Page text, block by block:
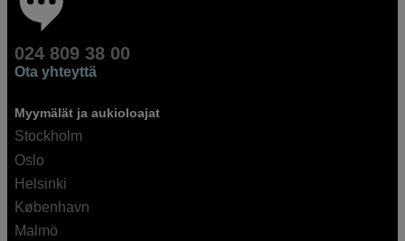
024 809 38 00
Ota yhteyttä
Myymälät ja aukioloajat
Stockholm
Oslo
Helsinki
København
Malmö